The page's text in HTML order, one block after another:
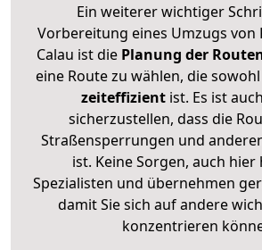
Ein weiterer wichtiger
Vorbereitung eines Umzugs von
Calau ist die Planung der
eine Route zu wählen, die
zeiteffizientist. Es ist
sicherzustellen, dass die
Straßensperrungen und
ist. Keine Sorgen, auch
Spezialisten und übernehmen
damit Sie sich auf andere
konzentrieren